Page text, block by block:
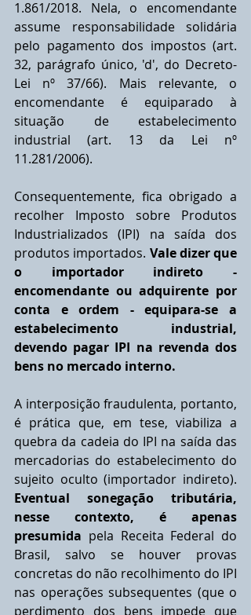
1.861/2018. Nela, o encomendante
assume responsabilidade solidária
pelo pagamento dos impostos (art.
32, parágrafo único, 'd', do Decreto-
Lei nº 37/66). Mais relevante, o
encomendante é equiparado à
situação de estabelecimento
industrial (art. 13 da Lei nº
11.281/2006).
Consequentemente, fica obrigado a
recolher Imposto sobre Produtos
Industrializados (IPI) na saída dos
produtos importados. Vale dizer que
o importador indireto -
encomendante ou adquirente por
conta e ordem - equipara-se a
estabelecimento industrial,
devendo pagar IPI na revenda dos
bens no mercado interno.
A interposição fraudulenta, portanto,
é prática que, em tese, viabiliza a
quebra da cadeia do IPI na saída das
mercadorias do estabelecimento do
sujeito oculto (importador indireto).
Eventual sonegação tributária,
nesse contexto, é apenas
presumida pela Receita Federal do
Brasil, salvo se houver provas
concretas do não recolhimento do IPI
nas operações subsequentes (que o
perdimento dos bens impede que